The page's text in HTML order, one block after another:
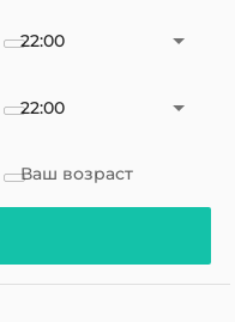
22:00
22:00
Ваш возраст